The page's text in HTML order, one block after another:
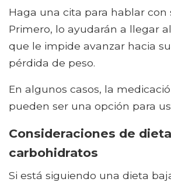
Haga una cita para hablar con
Primero, lo ayudarán a llegar
que le impide avanzar hacia
pérdida de peso.
En algunos casos, la
pueden ser una opción para
Consideraciones de
carbohidratos
Si está siguiendo una dieta